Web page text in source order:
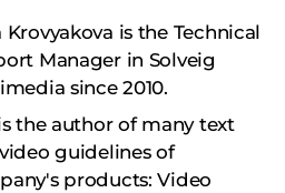
Krovyakova is the Technical
Manager in Solveig
since 2010.
the author of many text
guidelines of
products: Video